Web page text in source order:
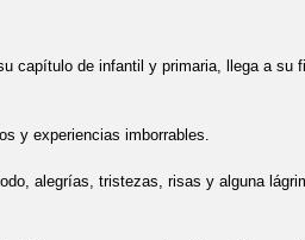
capítulo de infantil y primaria, llega a su
y experiencias imborrables.
alegrías, tristezas, risas y alguna